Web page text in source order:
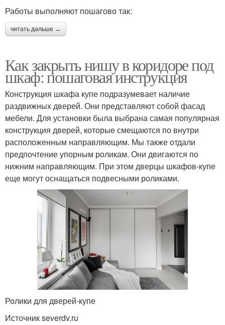
Работы выполняют пошагово так:
читать дальше →
Как закрыть нишу в коридоре под
шкаф: пошаговая инструкция
Конструкция шкафа купе подразумевает наличие
раздвижных дверей. Они представляют собой фасад
мебели. Для установки была выбрана самая популярная
конструкция дверей, которые смещаются по внутри
расположенным направляющим. Мы также отдали
предпочтение упорным роликам. Они двигаются по
нижним направляющим. При этом дверцы шкафов-купе
еще могут оснащаться подвесными роликами.
Ролики для дверей-купе
Источник severdv.ru